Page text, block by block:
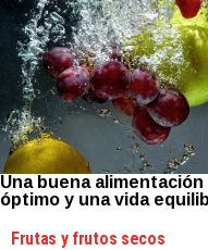
Una buena
óptimo y una vida
Frutas y frutos secos